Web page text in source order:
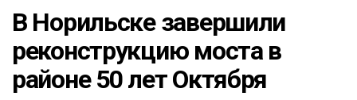
В Норильске завершили
реконструкцию моста в
районе 50 лет Октября